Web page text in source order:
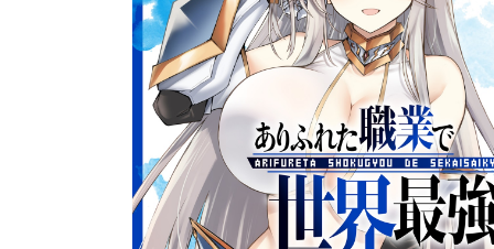
オーバーラップノベルスf ロサージュノベルス
コミックガルド コミッククリエ
リキューレ コミックパルフェ